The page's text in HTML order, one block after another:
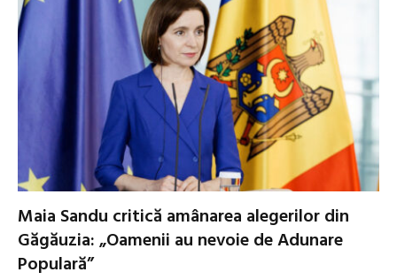
Maia Sandu critică amânarea alegerilor din
Găgăuzia: „Oamenii au nevoie de Adunare
Populară”